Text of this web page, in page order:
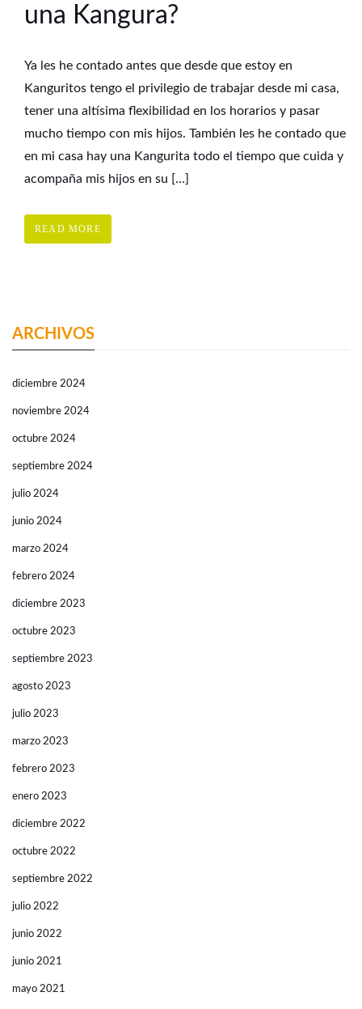
una Kangura?
Ya les he contado antes que desde que estoy en
Kanguritos tengo el privilegio de trabajar desde mi casa,
tener una altísima flexibilidad en los horarios y pasar
mucho tiempo con mis hijos. También les he contado que
en mi casa hay una Kangurita todo el tiempo que cuida y
acompaña mis hijos en su […]
READ MORE
ARCHIVOS
diciembre 2024
noviembre 2024
octubre 2024
septiembre 2024
julio 2024
junio 2024
marzo 2024
febrero 2024
diciembre 2023
octubre 2023
septiembre 2023
agosto 2023
julio 2023
marzo 2023
febrero 2023
enero 2023
diciembre 2022
octubre 2022
septiembre 2022
julio 2022
junio 2022
junio 2021
mayo 2021